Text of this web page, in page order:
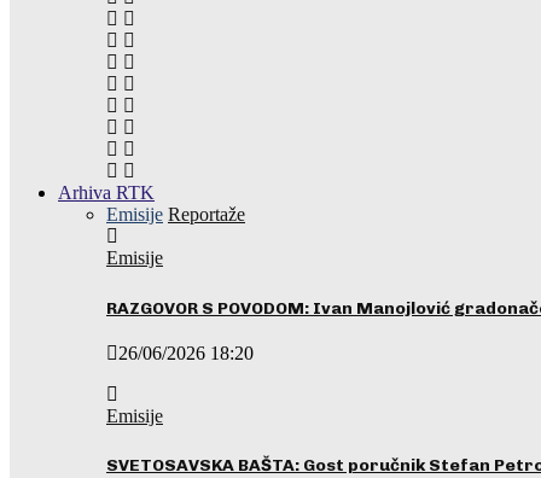
Arhiva RTK
Emisije Reportaže
Emisije
RAZGOVOR S POVODOM: Ivan Manojlović
26/06/2026 18:20
Emisije
SVETOSAVSKA BAŠTA: Gost poručnik Stefan